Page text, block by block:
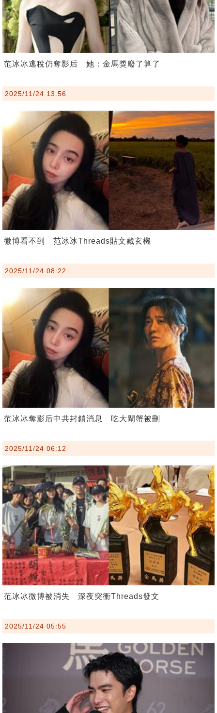
范冰冰逃稅仍奪影后 她：金馬獎廢了算了
2025/11/24 13:56
微博看不到 范冰冰Threads貼文藏玄機
2025/11/24 08:22
范冰冰奪影后中共封鎖消息 吃大閘蟹被刪
2025/11/24 06:12
范冰冰微博被消失 深夜突衝Threads發文
2025/11/24 05:55